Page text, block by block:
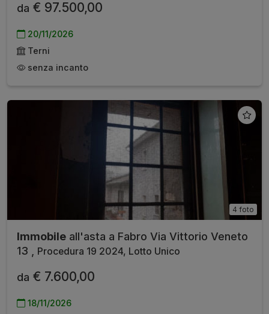
da € 97.500,00
20/11/2026
Terni
senza incanto
4 foto
Immobile all'asta a Fabro Via Vittorio Veneto
13 ,
Procedura 19 2024, Lotto Unico
da € 7.600,00
18/11/2026